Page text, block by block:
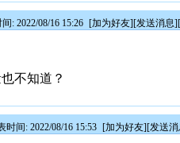
: 2022/08/16 15:26 [加为好友][发送消息][
不知道？
时间: 2022/08/16 15:53 [加为好友][发送消